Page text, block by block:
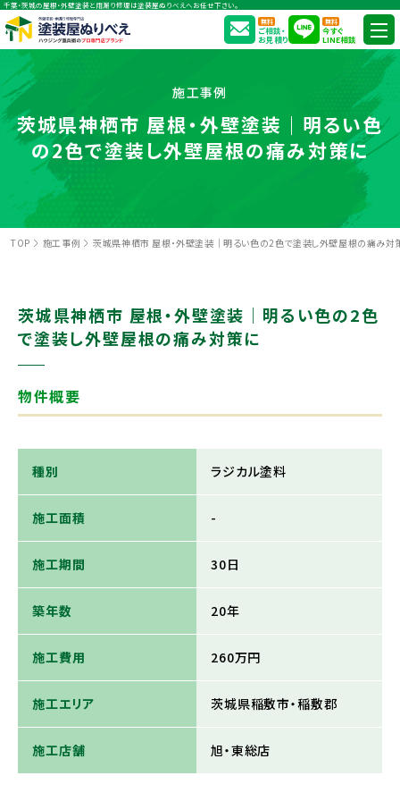
千葉・茨城の屋根・外壁塗装と雨漏り修理は塗装屋ぬりべえへお任せ下さい。
無料
ご相談・
お見積り
無料
今すぐ
LINE相談
施工事例
茨城県神栖市 屋根・外壁塗装｜明るい色
の2色で塗装し外壁屋根の痛み対策に
TOP 施工事例 茨城県神栖市 屋根・外壁塗装｜明るい色の2色で塗装し外壁屋根の痛み対
茨城県神栖市 屋根・外壁塗装｜明るい色の2色
で塗装し外壁屋根の痛み対策に
物件概要
種別 ラジカル塗料
施工面積 -
施工期間 30日
築年数 20年
施工費用 260万円
施工エリア 茨城県稲敷市・稲敷郡
施工店舗 旭・東総店